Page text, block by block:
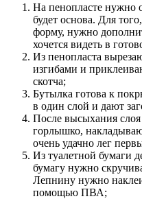
На пенопласте нужно
будет основа. Для
форму, нужно
хочется видеть в
Из пенопласта
изгибами и
скотча;
Бутылка готова к
в один слой и дают
После высыхания
горлышко,
очень удачно лег
Из туалетной бумаги
бумагу нужно
Лепнину нужно
помощью ПВА;